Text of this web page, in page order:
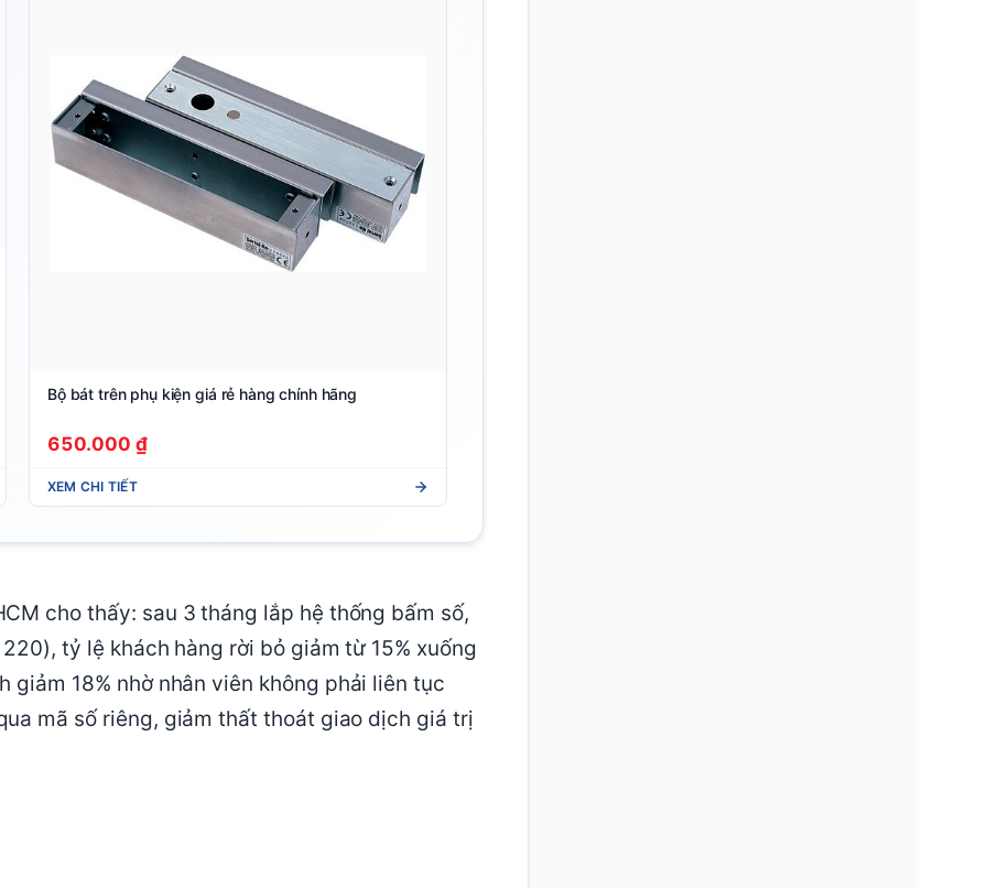
Bộ bát trên phụ kiện giá rẻ hàng chính hãng
650.000 ₫
XEM CHI TIẾT
cho thấy: sau 3 tháng lắp hệ thống bấm số,
tỷ lệ khách hàng rời bỏ giảm từ 15% xuống
18% nhờ nhân viên không phải liên tục
mã số riêng, giảm thất thoát giao dịch giá trị